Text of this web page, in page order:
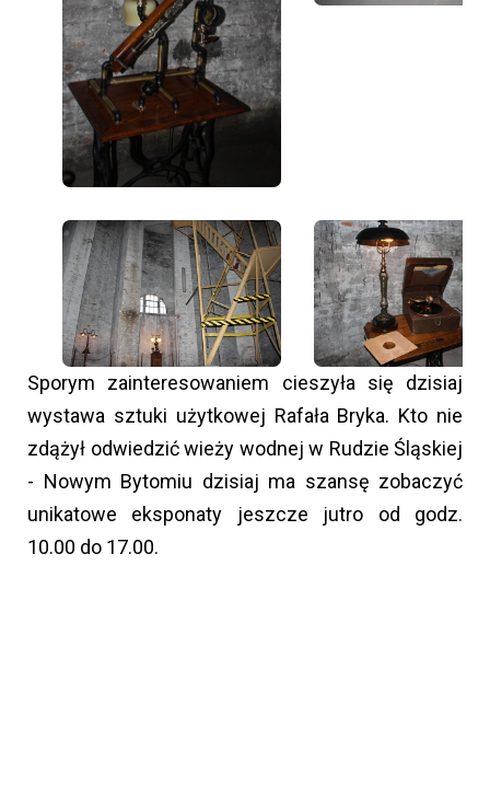
Sporym zainteresowaniem cieszyła się dzisiaj
wystawa sztuki użytkowej Rafała Bryka. Kto nie
zdążył odwiedzić wieży wodnej w Rudzie Śląskiej
- Nowym Bytomiu dzisiaj ma szansę zobaczyć
unikatowe eksponaty jeszcze jutro od godz.
10.00 do 17.00.